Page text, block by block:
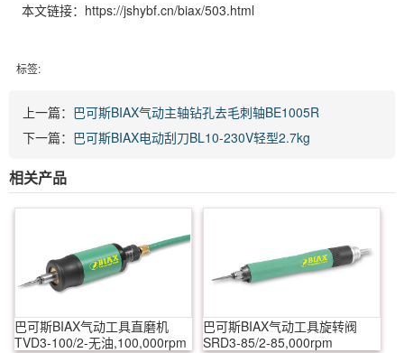
本文链接：https://jshybf.cn/biax/503.html
标签:
上一篇： 巴可斯BIAX气动主轴钻孔去毛刺轴BE1005R
下一篇： 巴可斯BIAX电动刮刀BL10-230V轻型2.7kg
相关产品
巴可斯BIAX气动工具直磨机
TVD3-100/2-无油,100,000rpm
巴可斯BIAX气动工具旋转阀
SRD3-85/2-85,000rpm